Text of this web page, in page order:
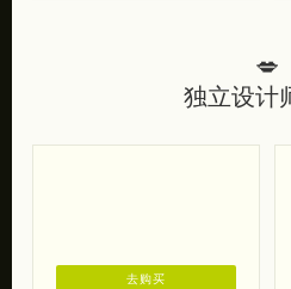
💋
独立设计
去购买